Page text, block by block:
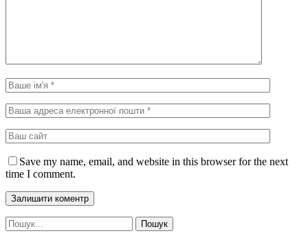
Save my name, email, and website in this browser for the next
time I comment.